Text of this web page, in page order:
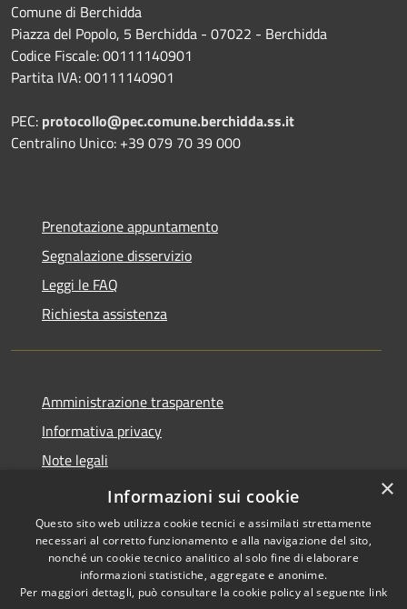
Comune di Berchidda
Piazza del Popolo, 5 Berchidda - 07022 - Berchidda
Codice Fiscale: 00111140901
Partita IVA: 00111140901
PEC: protocollo@pec.comune.berchidda.ss.it
Centralino Unico: +39 079 70 39 000
Prenotazione appuntamento
Segnalazione disservizio
Leggi le FAQ
Richiesta assistenza
Amministrazione trasparente
Informativa privacy
Note legali
Dichiarazione di accessibilità
Accessibilità
Copyright © 2026 • Comune di
Berchidda • Powered by
×
Informazioni sui cookie
Questo sito web utilizza cookie tecnici e assimilati strettamente
necessari al corretto funzionamento e alla navigazione del sito,
nonché un cookie tecnico analitico al solo fine di elaborare
informazioni statistiche, aggregate e anonime.
Per maggiori dettagli, può consultare la cookie policy al seguente link